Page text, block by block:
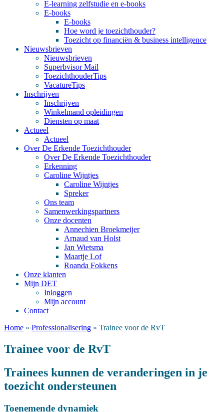
E-learning zelfstudie en e-books
E-books
E-books
Hoe word je toezichthouder?
Toezicht op financiën & business intelligence
Nieuwsbrieven
Nieuwsbrieven
Superbvisor Mail
ToezichthouderTips
VacatureTips
Inschrijven
Inschrijven
Winkelmand opleidingen
Diensten op maat
Actueel
Actueel
Over De Erkende Toezichthouder
Over De Erkende Toezichthouder
Erkenning
Caroline Wijntjes
Caroline Wijntjes
Spreker
Ons team
Samenwerkingspartners
Onze docenten
Annechien Broekmeijer
Arnaud van Holst
Jan Wietsma
Maartje Lof
Roanda Fokkens
Onze klanten
Mijn DET
Inloggen
Mijn account
Contact
Home » Professionalisering » Trainee voor de RvT
Trainee voor de RvT
Trainees kunnen de veranderingen in je
toezicht ondersteunen
Toenemende dynamiek